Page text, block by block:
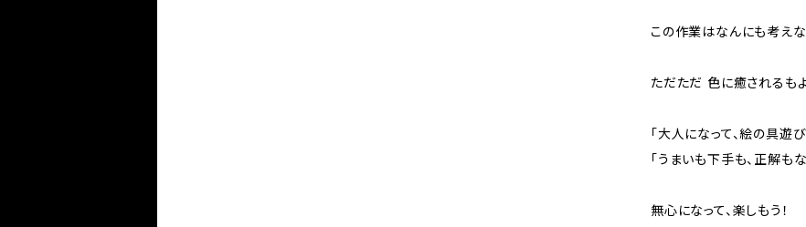
この作業はなんにも考えな
ただただ 色に癒されるも
「大人になって、絵の具遊
「うまいも下手も、正解もな
無心になって、楽しもう！